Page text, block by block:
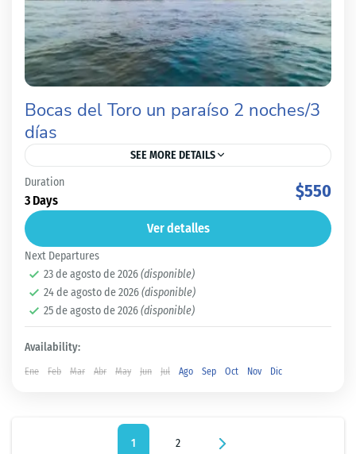
Bocas del Toro un paraíso 2 noches/3
días
SEE MORE DETAILS
"Descubre las Maravillas Naturales y Culturales de
Bocas del Toro: Un Paraíso en el Corazón del Caribe"
Bocas del Toro es una provincia ubicada en...
Bocas del Toro
Fácil
2 People
Duration
3 Days $550
Ver detalles
Next Departures
23 de agosto de 2026(disponible)
24 de agosto de 2026(disponible)
25 de agosto de 2026(disponible)
Availability:
Ene Feb Mar Abr May Jun Jul Ago Sep Oct Nov Dic
Paginación
Page
1 Page
2